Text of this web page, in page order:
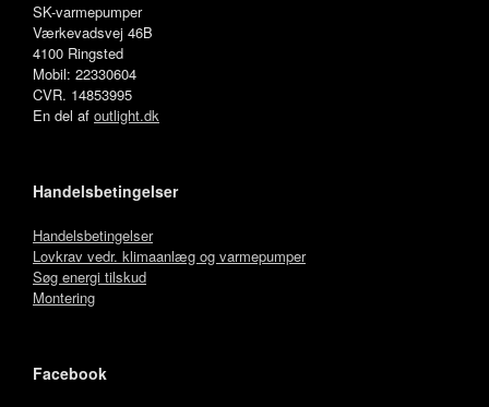
SK-varmepumper
Værkevadsvej 46B
4100 Ringsted
Mobil: 22330604
CVR. 14853995
En del af outlight.dk
Handelsbetingelser
Handelsbetingelser
Lovkrav vedr. klimaanlæg og varmepumper
Søg energi tilskud
Montering
Facebook